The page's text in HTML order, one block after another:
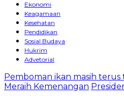
Ekonomi
Keagamaan
Kesehatan
Pendidikan
Sosial Budaya
Hukrim
Advetorial
Pemboman ikan masih terus
Meraih Kemenangan